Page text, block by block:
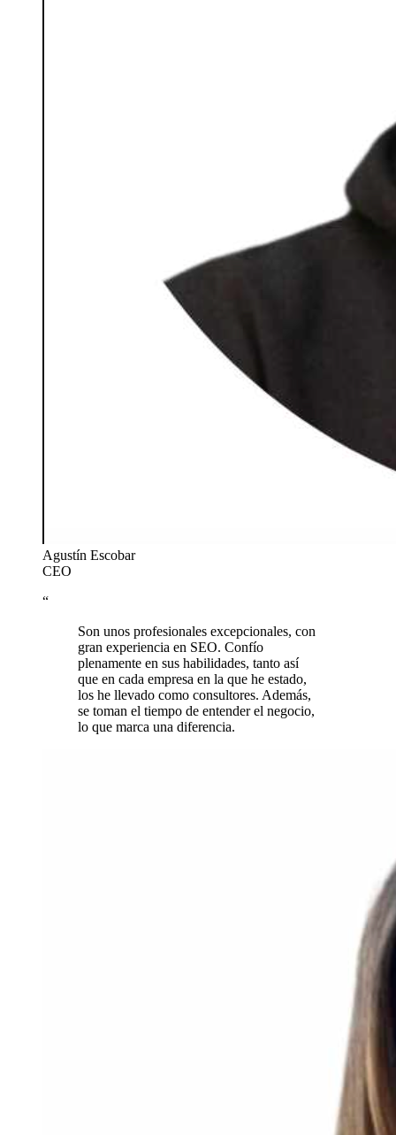
Agustín Escobar
CEO
“
Son unos profesionales excepcionales, con
gran experiencia en SEO. Confío
plenamente en sus habilidades, tanto así
que en cada empresa en la que he estado,
los he llevado como consultores. Además,
se toman el tiempo de entender el negocio,
lo que marca una diferencia.